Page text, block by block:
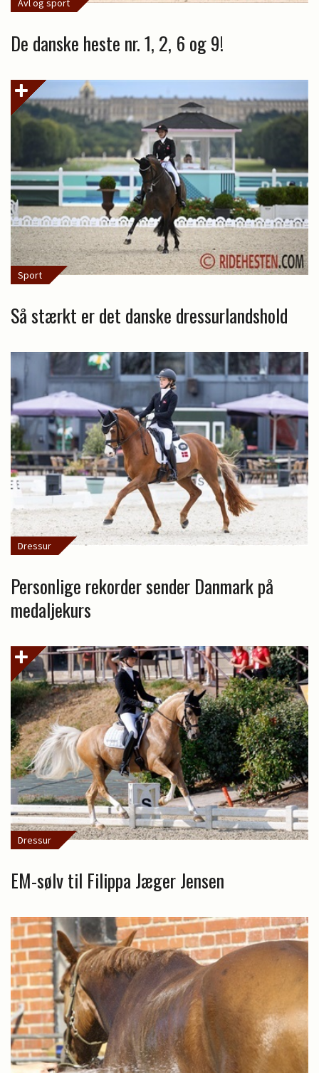
Avl og sport
De danske heste nr. 1, 2, 6 og 9!
Sport
Så stærkt er det danske dressurlandshold
Dressur
Personlige rekorder sender Danmark på
medaljekurs
Dressur
EM-sølv til Filippa Jæger Jensen